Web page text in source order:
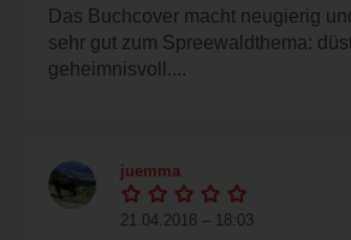
Das Buchcover macht neugierig
sehr gut zum Spreewaldthema:
geheimnisvoll....
juemma
21.04.2018 – 18:03